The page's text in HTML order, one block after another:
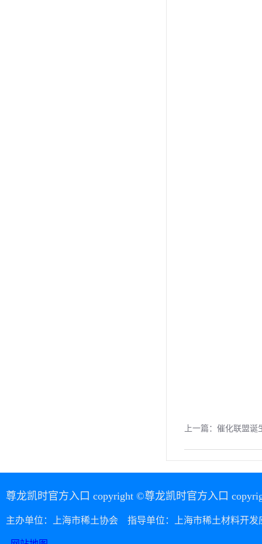
上一篇： 催化联盟诞
尊龙凯时官方入口 copyright ©尊龙凯时官方入口
主办单位：上海市稀土协会 指导单位：上海市稀土材料开